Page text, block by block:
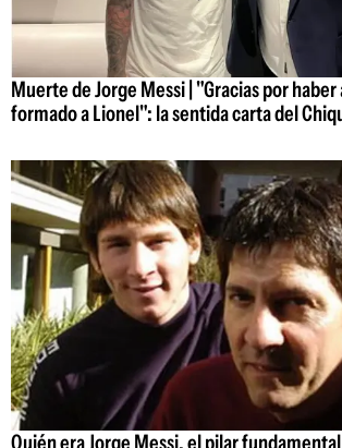
Muerte de Jorge Messi | "Gracias por
formado a Lionel": la sentida carta del